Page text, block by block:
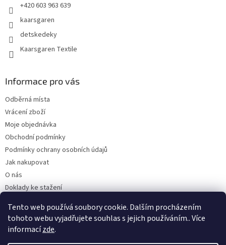
Tento web používá soubory cookie. Dalším procházením
tohoto webu vyjadřujete souhlas s jejich používáním.. Více
informacízde.
+420 603 963 639
kaarsgaren
detskedeky
Kaarsgaren Textile
Informace pro vás
Odběrná místa
Vrácení zboží
Moje objednávka
Obchodní podmínky
Podmínky ochrany osobních údajů
Jak nakupovat
O nás
Doklady ke stažení
Velkoobchod